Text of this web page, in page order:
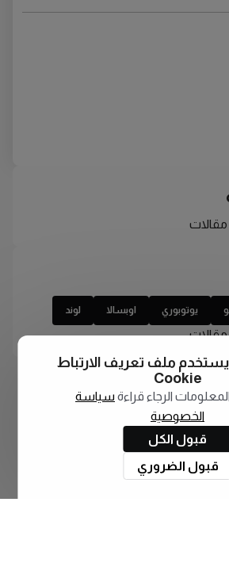
مقالات
يوتوبوري اوبسالا لوند
مقالات
ملف تعريف الارتباط
Cookie
الرجاء قراءة سياسة
الخصوصية
قبول الكل
قبول الضروري